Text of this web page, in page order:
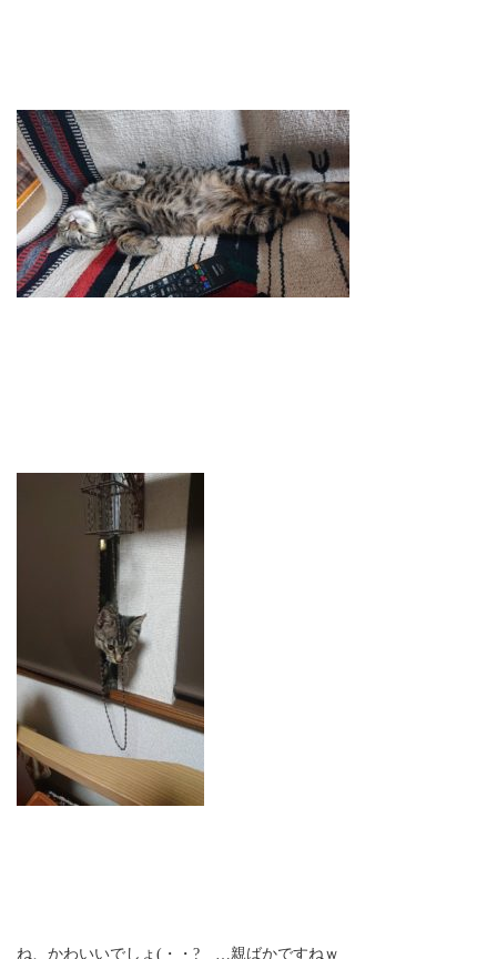
ね、かわいいでしょ(・・? …親ばかですねｗ